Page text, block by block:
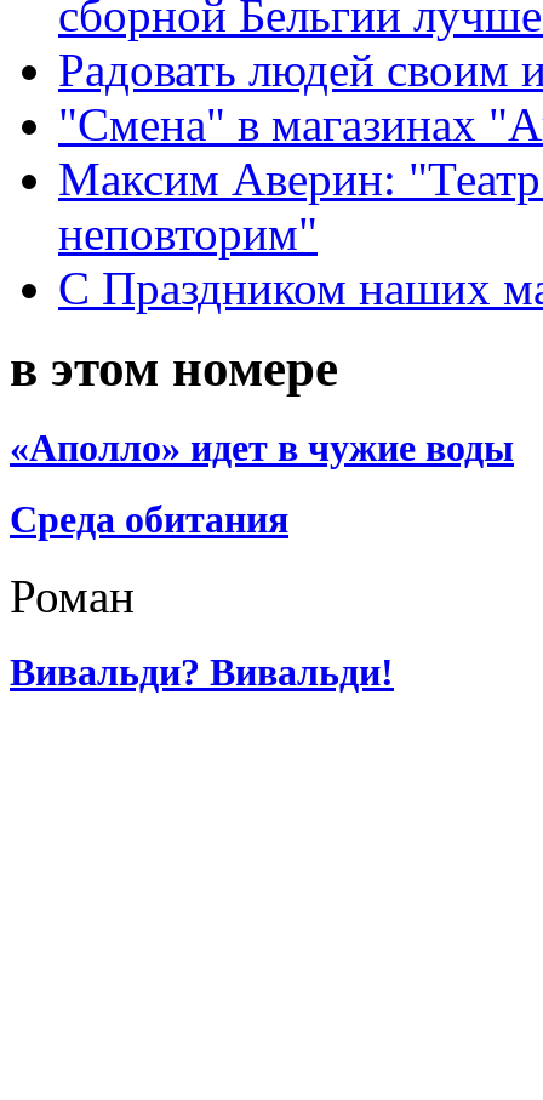
сборной Бельгии
Радовать людей своим
"Смена" в магазинах
Максим Аверин:
неповторим"
С Праздником наших
в этом номере
«Аполло» идет в чужие воды
Среда обитания
Роман
Вивальди? Вивальди!